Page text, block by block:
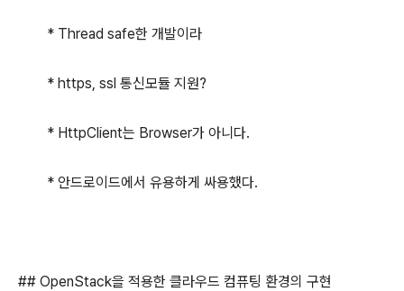
* Thread safe한 개발이라
* https, ssl 통신모듈 지원?
* HttpClient는 Browser가 아니다.
* 안드로이드에서 유용하게 싸용했다.
## OpenStack을 적용한 클라우드 컴퓨팅 환경의 구현